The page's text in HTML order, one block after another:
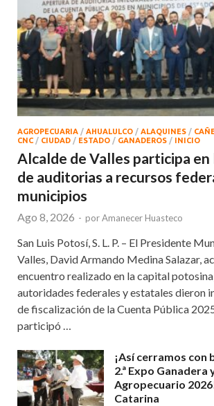
AGROPECUARIA / AHUALULCO / ALAQUINES /
CNC / CIUDAD / ESTADO / GANADEROS / INICIO
Alcalde de Valles participa
de auditorias a recursos
municipios
Ago 8, 2026 - porAmanecer Huasteco
San Luis Potosí, S. L. P. – El Presidente
Valles, David Armando Medina Salazar,
encuentro realizado en la capital
autoridades federales y estatales dieron
de fiscalización de la Cuenta Pública
participó …
¡Así cerramos con
2.ª Expo Ganadera
Agropecuario
Catarina